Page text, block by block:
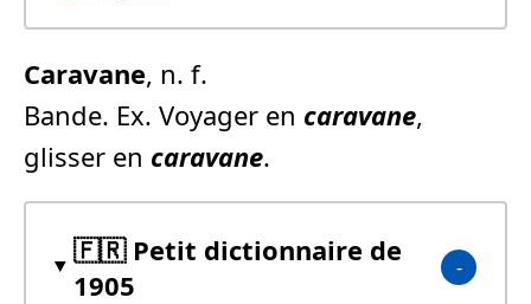
Caravane, n. f.
Bande. Ex. Voyager en caravane,
glisser en caravane.
🇫🇷 Petit dictionnaire de
1905